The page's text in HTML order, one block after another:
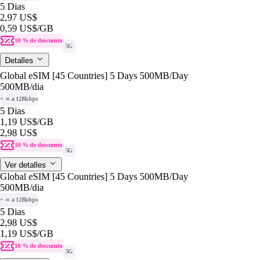
5 Dias
2,97 US$
0,59 US$/GB
10 % de descuento
5G
Detalles
Global eSIM [45 Countries] 5 Days 500MB/Day
500MB/dia
+ ∞ a 128kbps
5 Dias
1,19 US$/GB
2,98 US$
10 % de descuento
5G
Ver detalles
Global eSIM [45 Countries] 5 Days 500MB/Day
500MB/dia
+ ∞ a 128kbps
5 Dias
2,98 US$
1,19 US$/GB
10 % de descuento
5G